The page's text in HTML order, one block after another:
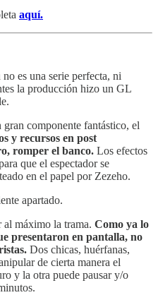
aquí.
es una serie perfecta, ni
la producción hizo un GL
componente fantástico, el
y recursos en post
romper el banco. Los efectos
que el espectador se
en el papel por Zezeho.
apartado.
al máximo la trama. Como ya lo
presentaron en pantalla, no
Dos chicas, huérfanas,
de cierta manera el
y la otra puede pausar y/o